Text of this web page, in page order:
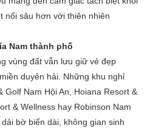
nối sâu hơn với thiên nhiên
Nam thành phố
vùng đất vẫn lưu giữ vẻ đẹp
duyên hải. Những khu nghỉ
Nam Hội An, Hoiana Resort &
& Wellness hay Robinson Nam
bờ biển dài, không gian sinh